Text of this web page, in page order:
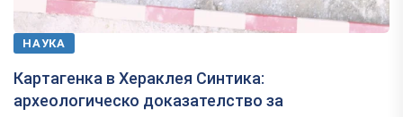
НАУКА
Картагенка в Хераклея Синтика:
археологическо доказателство за